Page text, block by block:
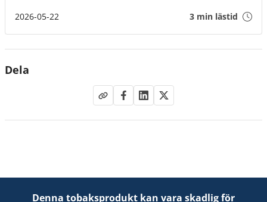
organisationer, utan helt vanliga människor. Som du. Det
din.
2026-05-22 3 min lästid
Dela
Denna tobaksprodukt kan vara skadlig för